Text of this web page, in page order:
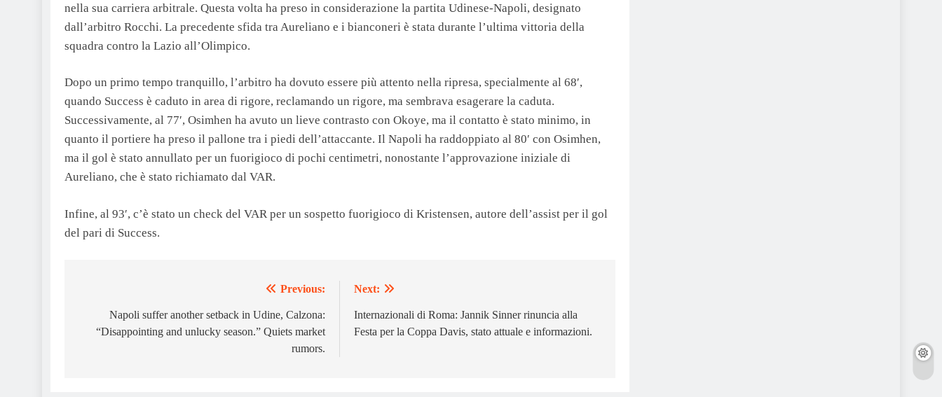
nella sua carriera arbitrale. Questa volta ha preso in considerazione la partita Udinese-Napoli, designato
dall’arbitro Rocchi. La precedente sfida tra Aureliano e i bianconeri è stata durante l’ultima vittoria della
squadra contro la Lazio all’Olimpico.
Dopo un primo tempo tranquillo, l’arbitro ha dovuto essere più attento nella ripresa, specialmente al 68′,
quando Success è caduto in area di rigore, reclamando un rigore, ma sembrava esagerare la caduta.
Successivamente, al 77′, Osimhen ha avuto un lieve contrasto con Okoye, ma il contatto è stato minimo, in
quanto il portiere ha preso il pallone tra i piedi dell’attaccante. Il Napoli ha raddoppiato al 80′ con Osimhen,
ma il gol è stato annullato per un fuorigioco di pochi centimetri, nonostante l’approvazione iniziale di
Aureliano, che è stato richiamato dal VAR.
Infine, al 93′, c’è stato un check del VAR per un sospetto fuorigioco di Kristensen, autore dell’assist per il gol
del pari di Success.
navigation
Previous:
Napoli suffer another setback in Udine, Calzona:
“Disappointing and unlucky season.” Quiets market
rumors.
Next:
Internazionali di Roma: Jannik Sinner rinuncia alla
Festa per la Coppa Davis, stato attuale e informazioni.